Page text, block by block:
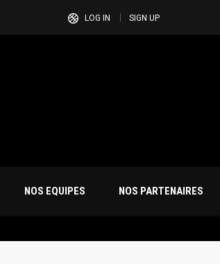
LOG IN SIGN UP
NOS EQUIPES NOS PARTENAIRES